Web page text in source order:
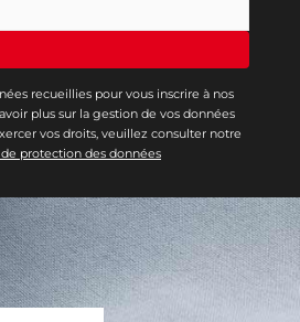
recueillies pour vous inscrire à nos
plus sur la gestion de vos données
vos droits, veuillez consulter notre
protection des données